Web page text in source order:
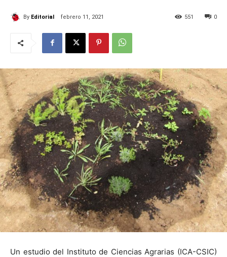
By Editorial febrero 11, 2021 0
551
Un estudio del Instituto de Ciencias Agrarias (ICA-CSIC)